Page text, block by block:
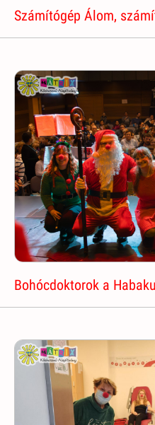
Számítógép Álom,
Bohócdoktorok a